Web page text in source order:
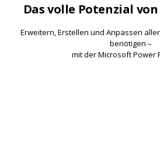
Das volle Potenzial von
Erweitern, Erstellen und Anpassen
benötigen –
mit der Microsoft Power